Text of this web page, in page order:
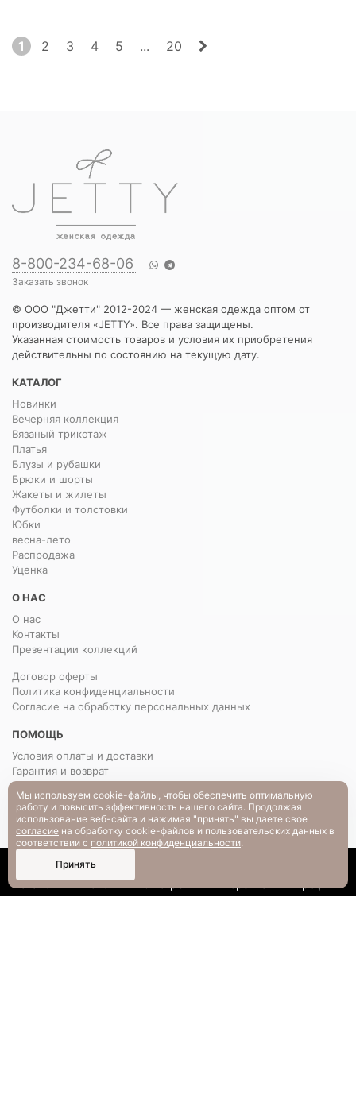
Каталог Поиск
1 2 3 4 5 ... 20
8-800-234-68-06
Заказать звонок
© ООО "Джетти" 2012-2024 — женская одежда оптом от
производителя «JETTY». Все права защищены.
Указанная стоимость товаров и условия их приобретения
действительны по состоянию на текущую дату.
КАТАЛОГ
Новинки
Вечерняя коллекция
Вязаный трикотаж
Платья
Блузы и рубашки
Брюки и шорты
Жакеты и жилеты
Футболки и толстовки
Юбки
весна-лето
Распродажа
Уценка
О НАС
О нас
Контакты
Презентации коллекций
Договор оферты
Политика конфиденциальности
Согласие на обработку персональных данных
ПОМОЩЬ
Условия оплаты и доставки
Гарантия и возврат
РАЗМЕРНАЯ СЕТКА
Вопрос-ответ
Мы используем cookie-файлы, чтобы обеспечить оптимальную
работу и повысить эффективность нашего сайта. Продолжая
использование веб-сайта и нажимая "принять" вы даете свое
согласие на обработку cookie-файлов и пользовательских данных в
соответствии с политикой конфиденциальности.
Принять